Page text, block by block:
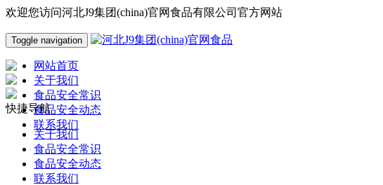
欢迎您访问河北J9集团(china)官网食品有限公司官方网站
Toggle navigation
网站首页
关于我们
食品安全常识
食品安全动态
联系我们
快捷导航
关于我们
食品安全常识
食品安全动态
联系我们